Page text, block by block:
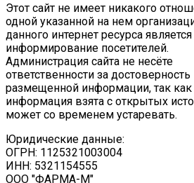
Этот сайт не имеет никакого
одной указанной на нем
данного интернет ресурса является
информирование посетителей.
Администрация сайта не несёте
ответственности за достоверность
размещенной информации, так как
информация взята с открытых
может со временем устаревать.
Юридические данные:
ОГРН: 1125321003004
ИНН: 5321154555
ООО "ФАРМА-М"